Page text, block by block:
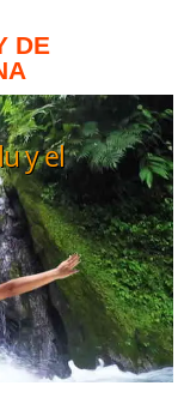
DE
y el